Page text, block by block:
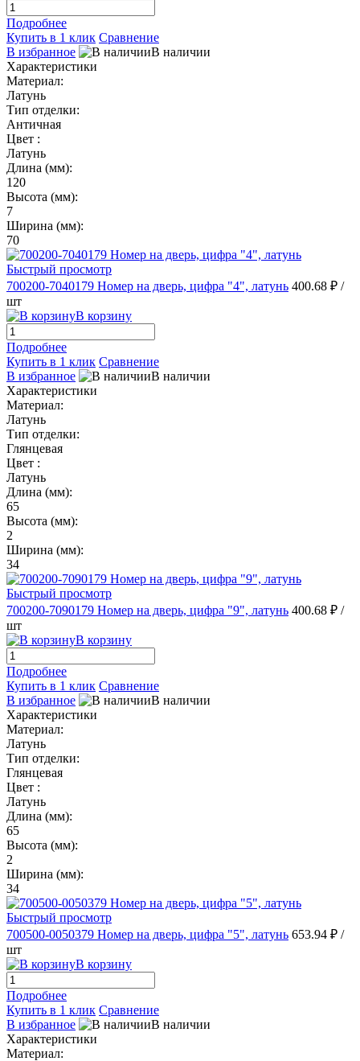
Подробнее
Купить в 1 клик Сравнение
В избранное
В наличии
Характеристики
Материал:
Латунь
Тип отделки:
Античная
Цвет :
Латунь
Длина (мм):
120
Высота (мм):
7
Ширина (мм):
70
Быстрый просмотр
700200-7040179 Номер на дверь, цифра "4", латунь 400.68 ₽ /
шт
В корзину
Подробнее
Купить в 1 клик Сравнение
В избранное
В наличии
Характеристики
Материал:
Латунь
Тип отделки:
Глянцевая
Цвет :
Латунь
Длина (мм):
65
Высота (мм):
2
Ширина (мм):
34
Быстрый просмотр
700200-7090179 Номер на дверь, цифра "9", латунь 400.68 ₽ /
шт
В корзину
Подробнее
Купить в 1 клик Сравнение
В избранное
В наличии
Характеристики
Материал:
Латунь
Тип отделки:
Глянцевая
Цвет :
Латунь
Длина (мм):
65
Высота (мм):
2
Ширина (мм):
34
Быстрый просмотр
700500-0050379 Номер на дверь, цифра "5", латунь 653.94 ₽ /
шт
В корзину
Подробнее
Купить в 1 клик Сравнение
В избранное
В наличии
Характеристики
Материал: